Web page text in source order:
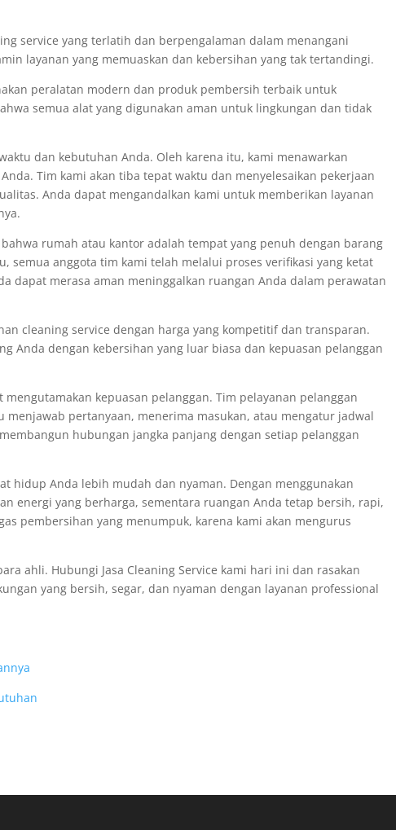
service yang terlatih dan berpengalaman dalam menangani
layanan yang memuaskan dan kebersihan yang tak tertandingi.
peralatan modern dan produk pembersih terbaik untuk
semua alat yang digunakan aman untuk lingkungan dan tidak
dan kebutuhan Anda. Oleh karena itu, kami menawarkan
Tim kami akan tiba tepat waktu dan menyelesaikan pekerjaan
Anda dapat mengandalkan kami untuk memberikan layanan
rumah atau kantor adalah tempat yang penuh dengan barang
semua anggota tim kami telah melalui proses verifikasi yang ketat
dapat merasa aman meninggalkan ruangan Anda dalam perawatan
cleaning service dengan harga yang kompetitif dan transparan.
Anda dengan kebersihan yang luar biasa dan kepuasan pelanggan
mengutamakan kepuasan pelanggan. Tim pelayanan pelanggan
pertanyaan, menerima masukan, atau mengatur jadwal
hubungan jangka panjang dengan setiap pelanggan
hidup Anda lebih mudah dan nyaman. Dengan menggunakan
energi yang berharga, sementara ruangan Anda tetap bersih, rapi,
pembersihan yang menumpuk, karena kami akan mengurus
ahli. Hubungi Jasa Cleaning Service kami hari ini dan rasakan
yang bersih, segar, dan nyaman dengan layanan professional